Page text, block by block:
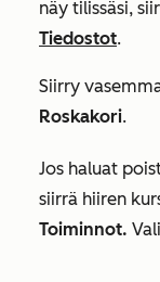
näy tilissäsi,
Tiedostot.
Siirry
Roskakori.
Jos haluat
siirrä hiiren
Toiminnot.